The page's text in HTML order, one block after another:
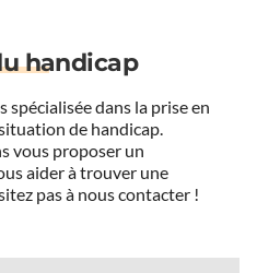
handicap
dans la prise en
de handicap.
vous proposer un
aider à trouver une
pas à nous contacter !